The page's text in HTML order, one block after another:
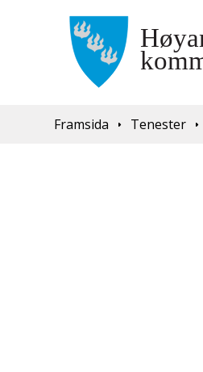
Du er her:
Framsida Tenester